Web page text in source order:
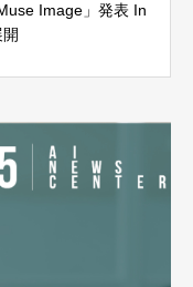
Image」発表 In